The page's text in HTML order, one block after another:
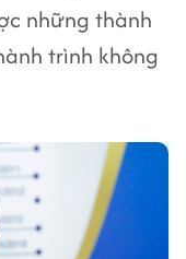
những thành
trình không